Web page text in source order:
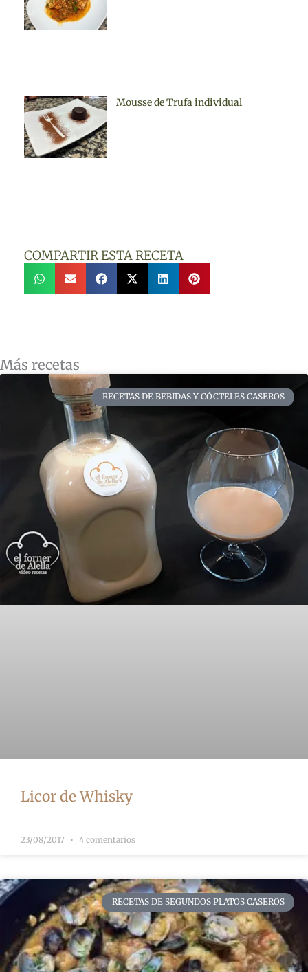
Mousse de Trufa individual
COMPARTIR ESTA RECETA
Más recetas
RECETAS DE BEBIDAS Y CÓCTELES CASEROS
Licor de Whisky
23/08/2017 4 comentarios
RECETAS DE SEGUNDOS PLATOS CASEROS